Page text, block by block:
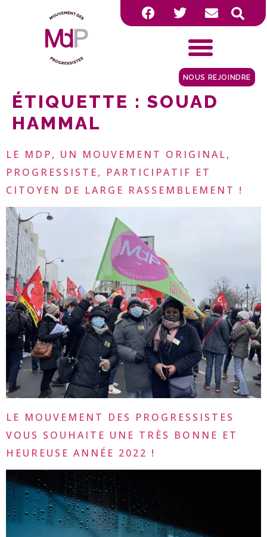
NOUS REJOINDRE
ÉTIQUETTE : SOUAD
HAMMAL
LE MDP, UN MOUVEMENT ORIGINAL,
PROGRESSISTE, PARTICIPATIF ET
CITOYEN DE LARGE RASSEMBLEMENT !
LE MOUVEMENT DES PROGRESSISTES
VOUS SOUHAITE UNE TRÈS BONNE ET
HEUREUSE ANNÉE 2022 !